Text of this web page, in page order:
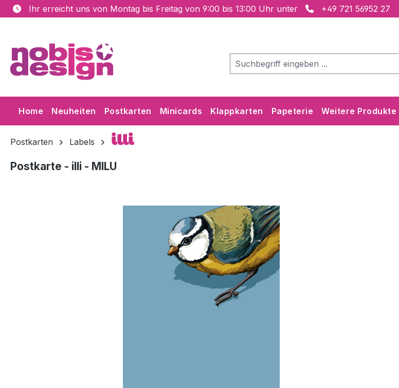
Hauptinhalt springen
Zur Suche springen
Zur Hauptnavigation springen
Ihr erreicht uns von Montag bis Freitag von 9:00 bis 13:00 Uhr unter +49 721 56952 27
Home Neuheiten Postkarten Minicards Klappkarten Papeterie Weitere Produkte
Postkarten Labels illi
Postkarte - illi - MILU